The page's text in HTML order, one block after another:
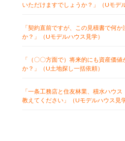
いただけますでしょうか？」（Uモデ
「契約直前ですが、この見積書で何
か？」（Uモデルハウス見学）
「（〇〇方面で）将来的にも資産価
か？」（U土地探し一括依頼）
「一条工務店と住友林業、積水ハウ
教えてください」（Uモデルハウス見学